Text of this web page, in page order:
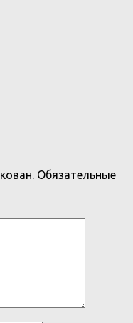
Обязательные